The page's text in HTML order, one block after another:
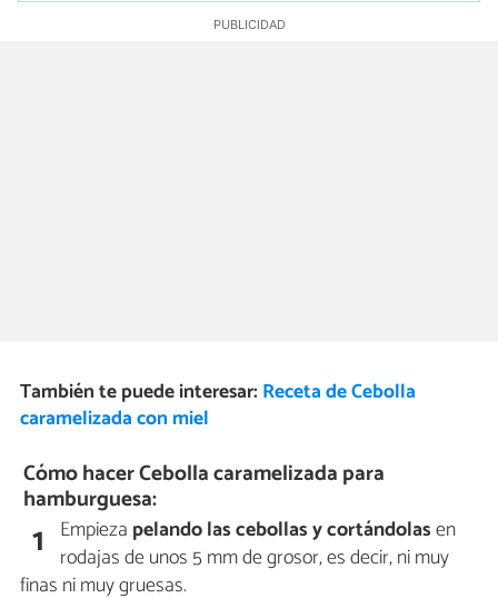
También te puede interesar: Receta de Cebolla
caramelizada con miel
Cómo hacer Cebolla caramelizada para
hamburguesa:
1 Empieza pelando las cebollas y cortándolasen
rodajas de unos 5 mm de grosor, es decir, ni muy
finas ni muy gruesas.